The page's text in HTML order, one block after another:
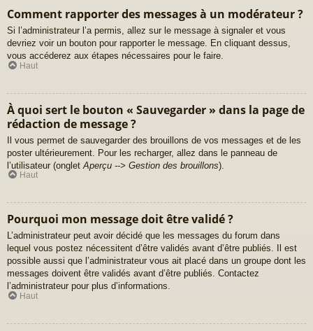
Comment rapporter des messages à un modérateur ?
Si l’administrateur l’a permis, allez sur le message à signaler et vous
devriez voir un bouton pour rapporter le message. En cliquant dessus,
vous accéderez aux étapes nécessaires pour le faire.
Haut
À quoi sert le bouton « Sauvegarder » dans la page de
rédaction de message ?
Il vous permet de sauvegarder des brouillons de vos messages et de les
poster ultérieurement. Pour les recharger, allez dans le panneau de
l’utilisateur (onglet Aperçu --> Gestion des brouillons).
Haut
Pourquoi mon message doit être validé ?
L’administrateur peut avoir décidé que les messages du forum dans
lequel vous postez nécessitent d’être validés avant d’être publiés. Il est
possible aussi que l’administrateur vous ait placé dans un groupe dont les
messages doivent être validés avant d’être publiés. Contactez
l’administrateur pour plus d’informations.
Haut